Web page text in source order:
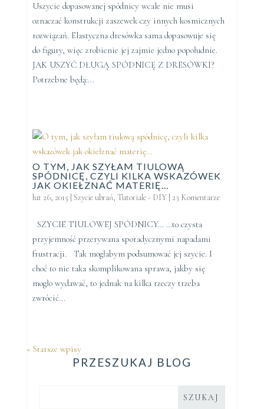
Uszycie dopasowanej spódnicy wcale nie musi
oznaczać konstrukcji zaszewek czy innych kosmicznych
rozwiązań. Elastyczna dresówka sama dopasowuje się
do figury, więc zrobienie jej zajmie jedno popołudnie.
JAK USZYĆ DŁUGĄ SPÓDNICĘ Z DRESÓWKI?
Potrzebne będą:...
O TYM, JAK SZYŁAM TIULOWĄ
SPÓDNICĘ, CZYLI KILKA WSKAZÓWEK
JAK OKIEŁZNAĆ MATERIĘ…
lut 26, 2015 Szycie ubrań, Tutoriale - DIY| 23 Komentarze
SZYCIE TIULOWEJ SPÓDNICY… …to czysta
przyjemność przerywana sporadycznymi napadami
frustracji. Tak mogłabym podsumować jej szycie. I
choć to nie taka skomplikowana sprawa, jakby się
mogło wydawać, to jednak na kilka rzeczy trzeba
zwrócić...
« Starsze wpisy
PRZESZUKAJ BLOG